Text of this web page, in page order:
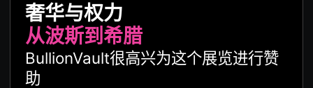
奢华与权力
从波斯到希腊
BullionVault很高兴为这个展览进行赞
助